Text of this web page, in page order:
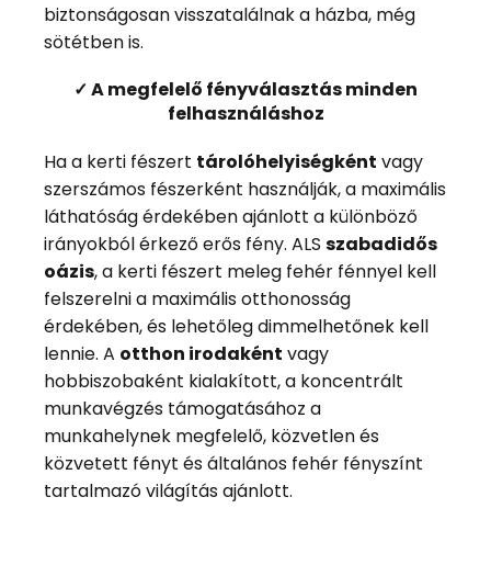
biztonságosan visszatalálnak a házba, még
sötétben is.
✓ A megfelelő fényválasztás minden
felhasználáshoz
Ha a kerti fészert tárolóhelyiségként vagy
szerszámos fészerként használják, a maximális
láthatóság érdekében ajánlott a különböző
irányokból érkező erős fény. ALSszabadidős
oázis, a kerti fészert meleg fehér fénnyel kell
felszerelni a maximális otthonosság
érdekében, és lehetőleg dimmelhetőnek kell
lennie. A otthon irodaként vagy
hobbiszobaként kialakított, a koncentrált
munkavégzés támogatásához a
munkahelynek megfelelő, közvetlen és
közvetett fényt és általános fehér fényszínt
tartalmazó világítás ajánlott.